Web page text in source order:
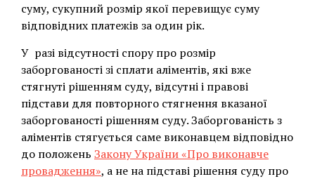
суму, сукупний розмір якої перевищує суму
відповідних платежів за один рік.
У разі відсутності спору про розмір
заборгованості зі сплати аліментів, які вже
стягнуті рішенням суду, відсутні і правові
підстави для повторного стягнення вказаної
заборгованості рішенням суду. Заборгованість з
аліментів стягується саме виконавцем відповідно
до положень Закону України «Про виконавче
провадження», а не на підставі рішення суду про